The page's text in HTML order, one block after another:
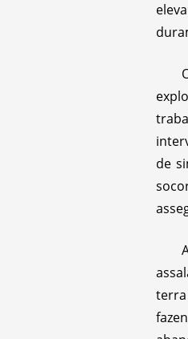
de